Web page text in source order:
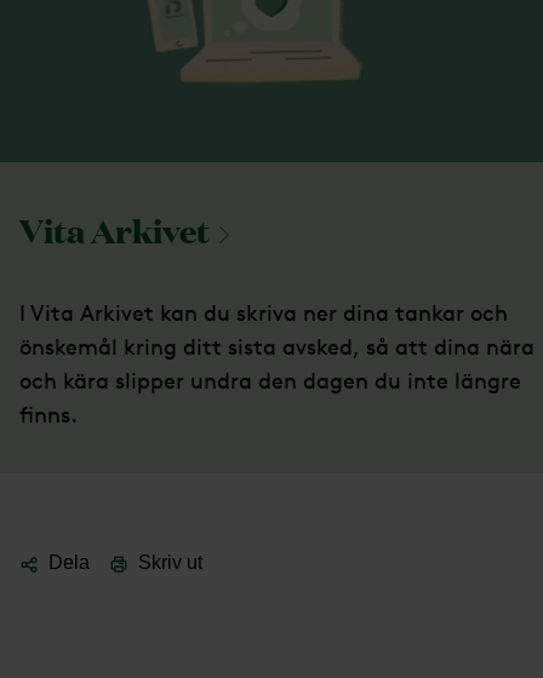
VitaArkivet
I Vita Arkivet kan du skriva ner dina tankar och
önskemål kring ditt sista avsked, så att dina nära
och kära slipper undra den dagen du inte längre
finns.
Dela Skriv ut